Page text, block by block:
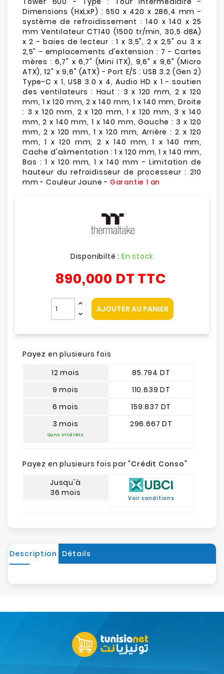
Dimensions (HxLxP) : 550 x 420 x 286,4 mm -
système de refroidissement : 140 x 140 x 25
mm Ventilateur CT140 (1500 tr/min, 30,5 dBA)
x 2 - baies de lecteur : 1 x 3,5", 2 x 2,5" ou 3 x
2,5" - emplacements d'extension : 7 - Cartes
mères : 6,7" x 6,7" (Mini ITX), 9,6" x 9,6" (Micro
ATX), 12" x 9,6" (ATX) - Port E/S : USB 3.2 (Gen 2)
Type-C x 1, USB 3.0 x 4, Audio HD x 1 - soutien
des ventilateurs : Haut : 3 x 120 mm, 2 x 120
mm, 1 x 120 mm, 2 x 140 mm, 1 x 140 mm, Droite
: 3 x 120 mm, 2 x 120 mm, 1 x 120 mm, 3 x 140
mm, 2 x 140 mm, 1 x 140 mm, Gauche : 3 x 120
mm, 2 x 120 mm, 1 x 120 mm, Arrière : 2 x 120
mm, 1 x 120 mm, 2 x 140 mm, 1 x 140 mm,
Cache d'alimentation : 1 x 120 mm, 1 x 140 mm,
Bas : 1 x 120 mm, 1 x 140 mm - Limitation de
hauteur du refroidisseur de processeur : 210
mm - Couleur Jaune - Garantie 1 an
Disponibilté : En stock
890,000 DT TTC
AJOUTER AU PANIER
Payez en plusieurs fois
12 mois
9 mois
6 mois
3 mois
Sans intérêts
85.794 DT
110.639 DT
159.837 DT
296.667 DT
Payez en plusieurs fois par "Crédit Conso"
Jusqu'à
36 mois
Voir conditions
Description Détails